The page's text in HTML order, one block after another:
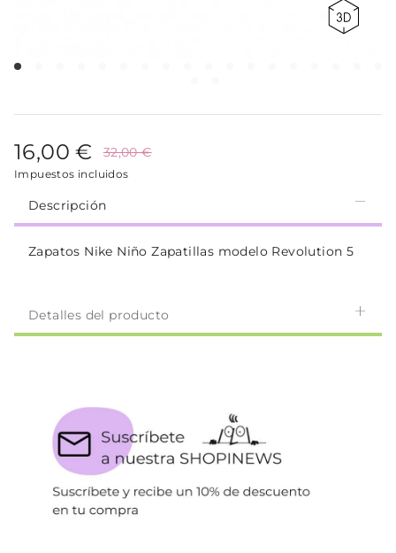
16,00 € 32,00 €
Impuestos incluidos
Descripción
Zapatos Nike Niño Zapatillas modelo Revolution 5
Detalles del producto